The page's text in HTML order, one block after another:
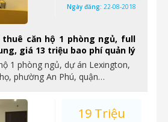
căn hộ 1 phòng ngủ, full
giá 13 triệu bao phí quản lý
1 phòng ngủ, dự án Lexington,
phường An Phú, quận…
Ngày đăng: 22-08-2018
19 Triệu